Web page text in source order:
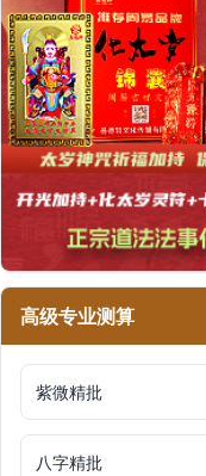
高级专业测算
紫微精批
八字精批